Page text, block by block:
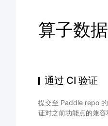
算子数
通过 CI 验证
提交至 Paddle repo
证对之前功能点的兼